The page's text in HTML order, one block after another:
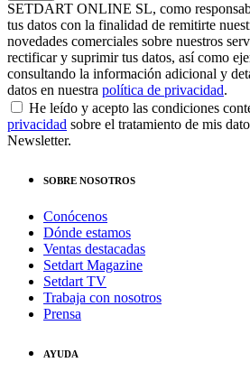
SETDART ONLINE SL, como
tus datos con la finalidad de remitirte
novedades comerciales sobre nuestros
rectificar y suprimir tus datos, así como
consultando la información adicional y
datos en nuestra política de privacidad.
He leído y acepto las condiciones
privacidad sobre el tratamiento de mis
Newsletter.
SOBRE NOSOTROS
Conócenos
Dónde estamos
Ventas destacadas
Setdart Magazine
Setdart TV
Trabaja con nosotros
Prensa
AYUDA